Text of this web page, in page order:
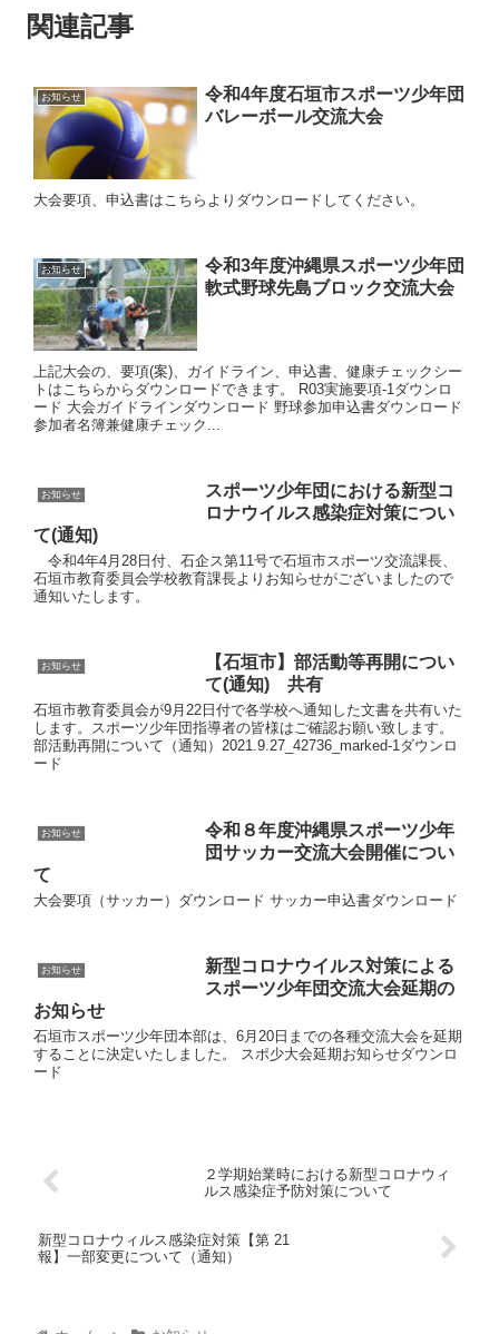
関連記事
お知らせ
令和4年度石垣市スポーツ少年団
バレーボール交流大会
大会要項、申込書はこちらよりダウンロードしてください。
お知らせ
令和3年度沖縄県スポーツ少年団
軟式野球先島ブロック交流大会
上記大会の、要項(案)、ガイドライン、申込書、健康チェックシー
トはこちらからダウンロードできます。 R03実施要項-1ダウンロ
ード 大会ガイドラインダウンロード 野球参加申込書ダウンロード
参加者名簿兼健康チェック...
お知らせ
スポーツ少年団における新型コ
ロナウイルス感染症対策につい
て(通知)
令和4年4月28日付、石企ス第11号で石垣市スポーツ交流課長、
石垣市教育委員会学校教育課長よりお知らせがございましたので
通知いたします。
お知らせ
【石垣市】部活動等再開につい
て(通知) 共有
石垣市教育委員会が9月22日付で各学校へ通知した文書を共有いた
します。スポーツ少年団指導者の皆様はご確認お願い致します。
部活動再開について（通知）2021.9.27_42736_marked-1ダウンロ
ード
お知らせ
令和８年度沖縄県スポーツ少年
団サッカー交流大会開催につい
て
大会要項（サッカー）ダウンロード サッカー申込書ダウンロード
お知らせ
新型コロナウイルス対策による
スポーツ少年団交流大会延期の
お知らせ
石垣市スポーツ少年団本部は、6月20日までの各種交流大会を延期
することに決定いたしました。 スポ少大会延期お知らせダウンロ
ード
２学期始業時における新型コロナウィ
ルス感染症予防対策について
新型コロナウィルス感染症対策【第 21
報】一部変更について（通知）